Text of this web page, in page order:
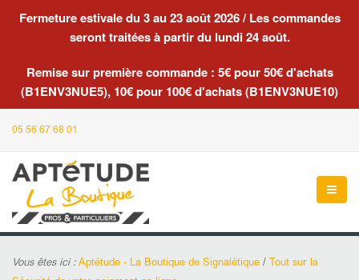
Fermeture estivale du 3 au 23 août 2026 / Les commandes
seront traitées à partir du lundi 24 août.
Remise sur première commande : 5€ pour 50€ d'achats
(B1ENV3NUE5), 10€ pour 100€ d'achats (B1ENV3NUE10)
05 56 67 68 01
Vous êtes ici :Aptétude - La Boutique de Signalétique / Tout sur la